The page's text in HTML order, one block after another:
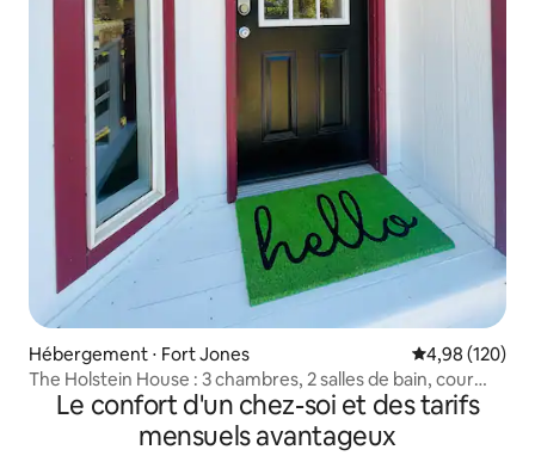
Hébergement ⋅ Fort Jones Évaluation
4,98 (120)
The Holstein House : 3 chambres, 2 salles de bain, cour
clôturée
Le confort d'un chez-soi et des tarifs
mensuels avantageux